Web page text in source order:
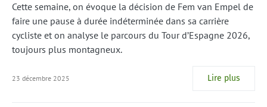
Cette semaine, on évoque la décision de Fem van Empel de
faire une pause à durée indéterminée dans sa carrière
cycliste et on analyse le parcours du Tour d’Espagne 2026,
toujours plus montagneux.
23 décembre 2025 Lire plus